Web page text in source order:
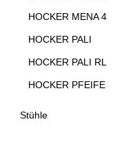
HOCKER MENA 4
HOCKER PALI
HOCKER PALI RL
HOCKER PFEIFE
Stühle